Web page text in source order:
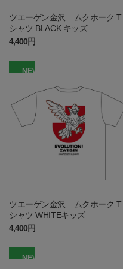
ツエーゲン金沢 ムクホーク T
シャツ BLACK キッズ
4,400円
NEW
ツエーゲン金沢 ムクホーク T
シャツ WHITEキッズ
4,400円
NEW